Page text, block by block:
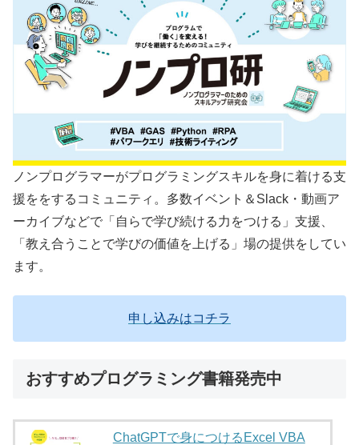
ノンプログラマーがプログラミングスキルを身に着ける支
援ををするコミュニティ。多数イベント＆Slack・動画ア
ーカイブなどで「自らで学び続ける力をつける」支援、
「教え合うことで学びの価値を上げる」場の提供をしてい
ます。
申し込みはコチラ
おすすめプログラミング書籍発売中
ChatGPTで身につけるExcel VBA